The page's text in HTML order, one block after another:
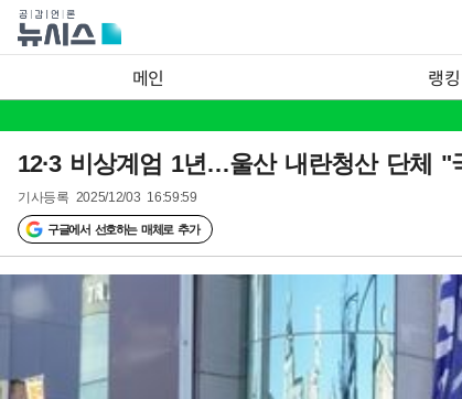
메인 랭킹
12·3 비상계엄 1년…울산 내란청산 단체 "
기사등록 2025/12/03 16:59:59
구글에서 선호하는 매체로 추가